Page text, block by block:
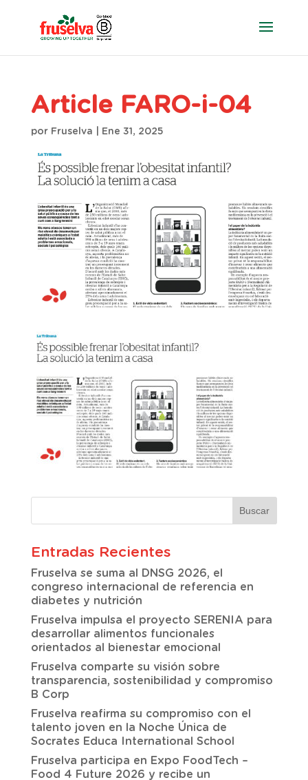
Article FARO-i-04
por Fruselva Ene 31, 2025
Entradas Recientes
Fruselva se suma al DNSG 2026, el
congreso internacional de referencia en
diabetes y nutrición
Fruselva impulsa el proyecto SERENIA para
desarrollar alimentos funcionales
orientados al bienestar emocional
Fruselva comparte su visión sobre
transparencia, sostenibilidad y compromiso
B Corp
Fruselva reafirma su compromiso con el
talento joven en la Noche Única de
Socrates Educa International School
Fruselva participa en Expo FoodTech –
Food 4 Future 2026 y recibe un